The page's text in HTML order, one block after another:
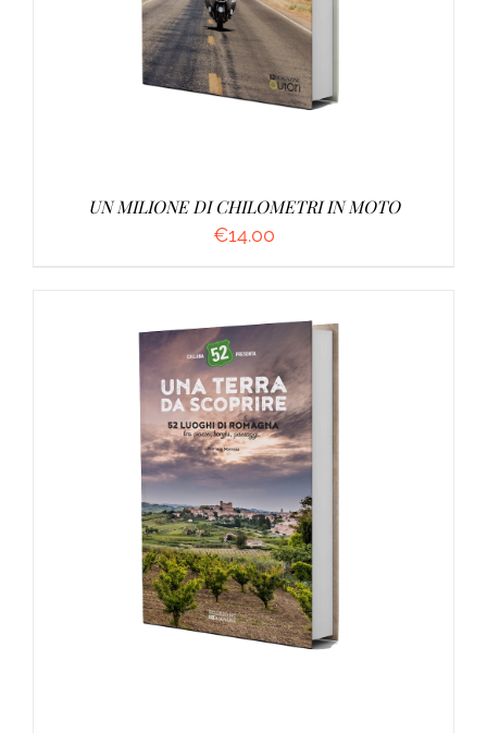
UN MILIONE DI CHILOMETRI IN MOTO
€14.00
AGGIUNGI AL CARRELLO /